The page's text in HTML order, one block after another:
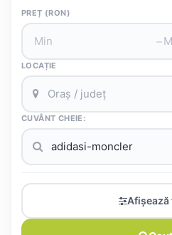
PREȚ (RON)
–
LOCAȚIE
CUVÂNT CHEIE:
Afișează